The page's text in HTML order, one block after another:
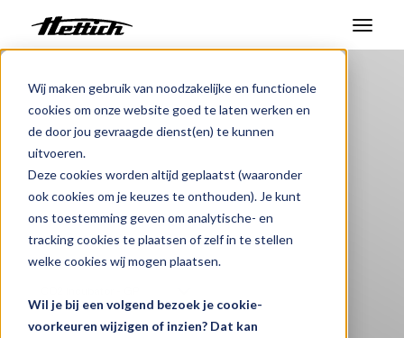
Wij maken gebruik van noodzakelijke en functionele
cookies om onze website goed te laten werken en
de door jou gevraagde dienst(en) te kunnen
uitvoeren.
Deze cookies worden altijd geplaatst (waaronder
ook cookies om je keuzes te onthouden). Je kunt
ons toestemming geven om analytische- en
tracking cookies te plaatsen of zelf in te stellen
welke cookies wij mogen plaatsen.
Wil je bij een volgend bezoek je cookie-
voorkeuren wijzigen of inzien? Dat kan
Producten
Markten
Support Center
Over ons
Contact
Nieuws en evenementen
CO2 Incubator
Geavanceerde
precisiebesturing
Kies een product: